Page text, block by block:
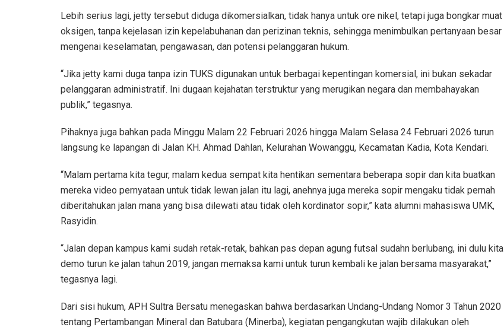
Lebih serius lagi, jetty tersebut diduga dikomersialkan, tidak hanya untuk ore nikel, tetapi juga bongkar muat
oksigen, tanpa kejelasan izin kepelabuhanan dan perizinan teknis, sehingga menimbulkan pertanyaan besar
mengenai keselamatan, pengawasan, dan potensi pelanggaran hukum.
“Jika jetty kami duga tanpa izin TUKS digunakan untuk berbagai kepentingan komersial, ini bukan sekadar
pelanggaran administratif. Ini dugaan kejahatan terstruktur yang merugikan negara dan membahayakan
publik,” tegasnya.
Pihaknya juga bahkan pada Minggu Malam 22 Februari 2026 hingga Malam Selasa 24 Februari 2026 turun
langsung ke lapangan di Jalan KH. Ahmad Dahlan, Kelurahan Wowanggu, Kecamatan Kadia, Kota Kendari.
“Malam pertama kita tegur, malam kedua sempat kita hentikan sementara beberapa sopir dan kita buatkan
mereka video pernyataan untuk tidak lewan jalan itu lagi, anehnya juga mereka sopir mengaku tidak pernah
diberitahukan jalan mana yang bisa dilewati atau tidak oleh kordinator sopir,” kata alumni mahasiswa UMK,
Rasyidin.
“Jalan depan kampus kami sudah retak-retak, bahkan pas depan agung futsal sudahn berlubang, ini dulu kita
demo turun ke jalan tahun 2019, jangan memaksa kami untuk turun kembali ke jalan bersama masyarakat,”
tegasnya lagi.
Dari sisi hukum, APH Sultra Bersatu menegaskan bahwa berdasarkan Undang-Undang Nomor 3 Tahun 2020
tentang Pertambangan Mineral dan Batubara (Minerba), kegiatan pengangkutan wajib dilakukan oleh